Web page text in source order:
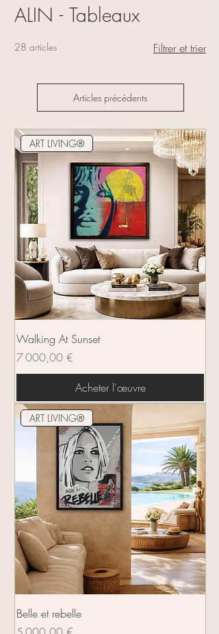
ALIN - Tableaux
28 articles Filtrer et trier
Articles précédents
ART LIVING®
Walking At Sunset
Prix
7 000,00 €
Acheter l'œuvre
ART LIVING®
Belle et rebelle